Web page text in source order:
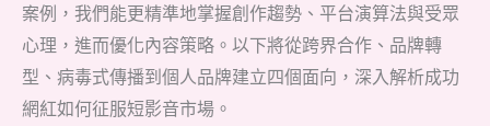
案例，我們能更精準地掌握創作趨勢、平台演算法與受眾
心理，進而優化內容策略。以下將從跨界合作、品牌轉
型、病毒式傳播到個人品牌建立四個面向，深入解析成功
網紅如何征服短影音市場。